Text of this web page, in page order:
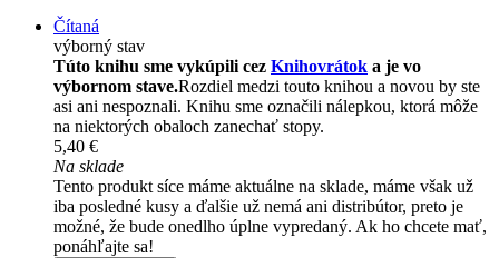
Čítaná
výborný stav
Túto knihu sme vykúpili cez Knihovrátok a je vo
výbornom stave.Rozdiel medzi touto knihou a novou by ste
asi ani nespoznali. Knihu sme označili nálepkou, ktorá môže
na niektorých obaloch zanechať stopy.
5,40 €
Na sklade
Tento produkt síce máme aktuálne na sklade, máme však už
iba posledné kusy a ďalšie už nemá ani distribútor, preto je
možné, že bude onedlho úplne vypredaný. Ak ho chcete mať,
ponáhľajte sa!